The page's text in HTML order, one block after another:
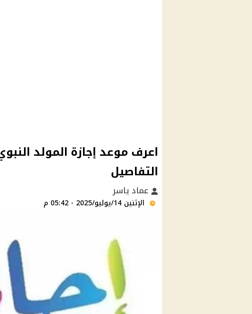
اعرف موعد إجازة المولد
التفاصيل
عماد ياسر
الإثنين 14/يوليو/2025 - 05:42 م